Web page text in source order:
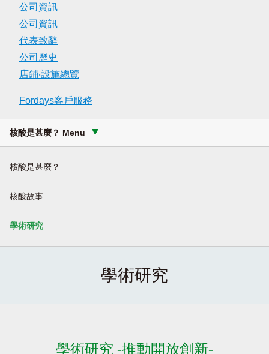
公司資訊
公司資訊
代表致辭
公司歷史
店鋪‧設施總覽
Fordays客戶服務
核酸是甚麼？ Menu
核酸是甚麼？
核酸故事
學術研究
學術研究
學術研究 -推動開放創新-